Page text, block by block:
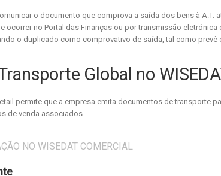
o documento que comprova a saída dos bens à A.T.
ocorrer no Portal das Finanças ou por transmissão
o duplicado como comprovativo de saída, tal como prevê
Global no
permite que a empresa emita documentos de transporte
de venda associados.
NO WISEDAT COMERCIAL